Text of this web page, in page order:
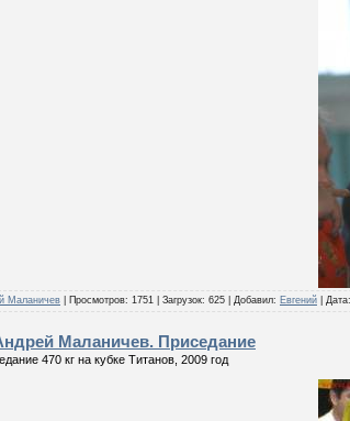
Маланичев| Просмотров: 1751 Загрузок: 625| Добавил: Евгений| Дата:
Маланичев. Приседание
470 кг на кубке Титанов, 2009 год